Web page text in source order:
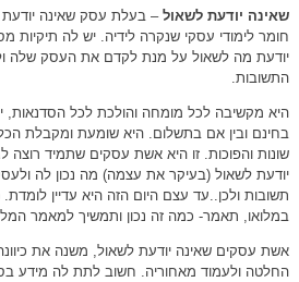
שאינה יודעת לשאול – בעלת עסק שאינה
חומר לימודי עסקי שנקרה לידיה. יש לה תיקיות
יודעת מה לשאול על מנת לקדם את העסק שלה
התשובות.
היא מקשיבה לכל מומחה והולכת לכל הסדנאות,
בחינם ובין אם בתשלום. היא שומעת ומקבלת
שונות והפוכות. זו היא אשת עסקים שתמיד רוצה
יודעת לשאול (בעיקר את עצמה) מה נכון לה
תשובות ולכן..עד עצם היום הזה היא עדיין
במלואו, תאמר- כמה זה נכון ותמשיך למאמר
אשת עסקים שאינה יודעת לשאול, משנה את
החלטה ולעמוד מאחוריה. חשוב לתת לה מידע